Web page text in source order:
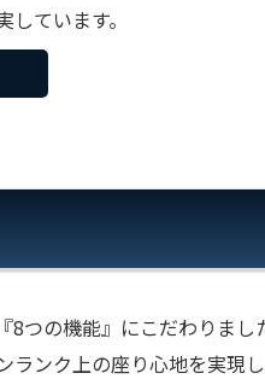
ています。
つの機能』にこだわりまし
ンク上の座り心地を実現